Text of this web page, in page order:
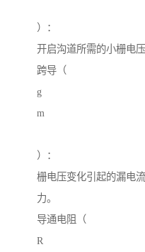
）：
开启沟道所需的小栅电
跨导（
g
m
）：
栅电压变化引起的漏电
力。
导通电阻（
R